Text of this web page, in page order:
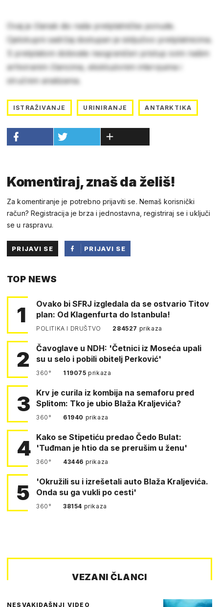
Ovaj je članak dio naše pretplatničke ponude.
Cjelokupni sadržaj dostupan je isključivo pretplatnicima.
S pretplatom dobivate neograničen pristup svim našim
arhiviranim člancima, ekskluzivnim intervjuima i
stručnim analizama.
ISTRAŽIVANJE URINIRANJE ANTARKTIKA
Komentiraj, znaš da želiš!
Za komentiranje je potrebno prijaviti se. Nemaš korisnički
račun? Registracija je brza i jednostavna, registriraj se i uključi
se u raspravu.
PRIJAVI SE
PRIJAVI SE
TOP NEWS
1
Ovako bi SFRJ izgledala da se ostvario Titov
plan: Od Klagenfurta do Istanbula!
POLITIKA I DRUŠTVO 284527 prikaza
2
Čavoglave u NDH: 'Četnici iz Moseća upali
su u selo i pobili obitelj Perković'
360° 119075prikaza
3
Krv je curila iz kombija na semaforu pred
Splitom: Tko je ubio Blaža Kraljevića?
360° 61940 prikaza
4 Kako se Stipetiću predao Čedo Bulat:
'Tuđman je htio da se prerušim u ženu'
360° 43446 prikaza
5
'Okružili su i izrešetali auto Blaža Kraljevića.
Onda su ga vukli po cesti'
360° 38154 prikaza
VEZANI ČLANCI
NESVAKIDAŠNJI VIDEO